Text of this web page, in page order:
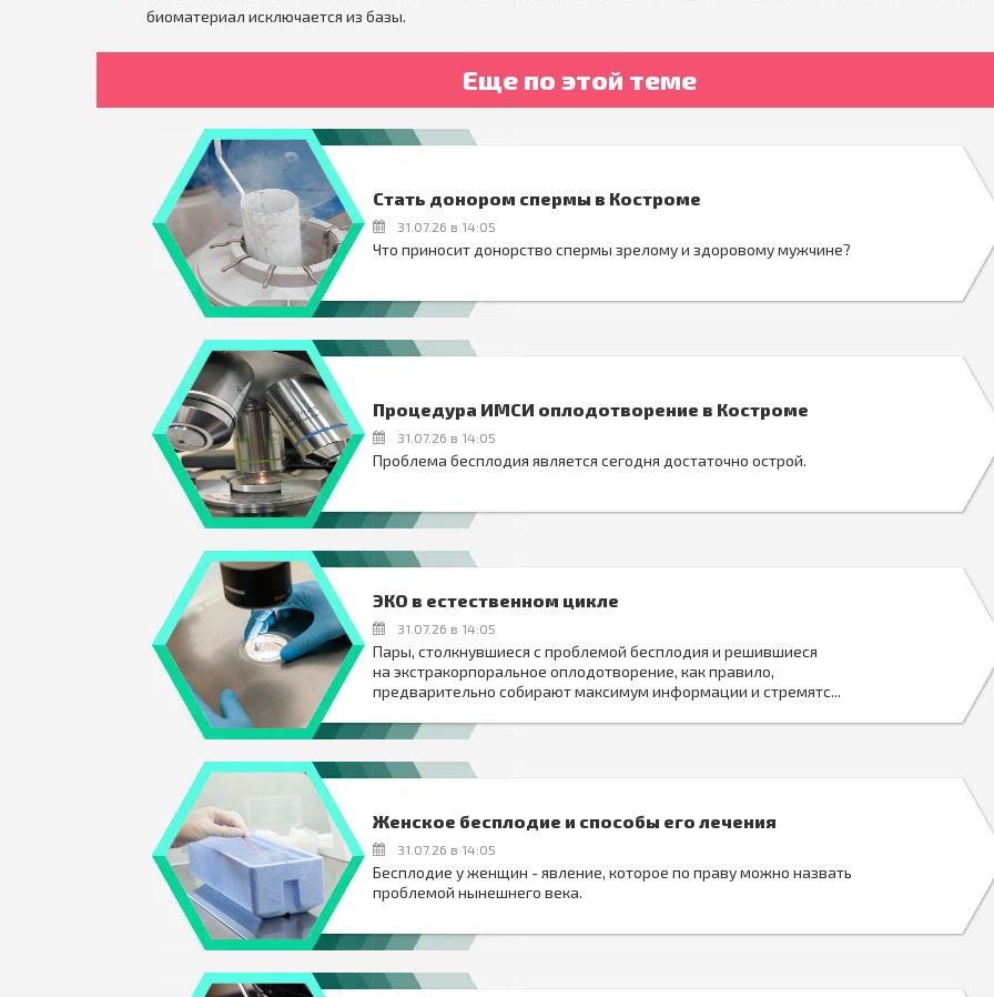
биоматериал исключается из базы.
Еще по этой теме
Стать донором спермы в Костроме
31.07.26 в 14:05
Что приносит донорство спермы зрелому и здоровому мужчине?
Процедура ИМСИ оплодотворение в Костроме
31.07.26 в 14:05
Проблема бесплодия является сегодня достаточно острой.
ЭКО в естественном цикле
31.07.26 в 14:05
Пары, столкнувшиеся с проблемой бесплодия и решившиеся
на экстракорпоральное оплодотворение, как правило,
предварительно собирают максимум информации и стремятс...
Женское бесплодие и способы его лечения
31.07.26 в 14:05
Бесплодие у женщин - явление, которое по праву можно назвать
проблемой нынешнего века.